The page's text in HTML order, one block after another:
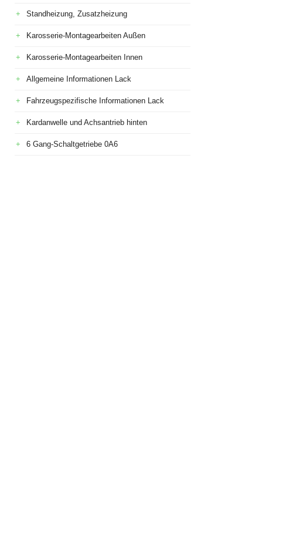
Standheizung, Zusatzheizung
Karosserie-Montagearbeiten Außen
Karosserie-Montagearbeiten Innen
Allgemeine Informationen Lack
Fahrzeugspezifische Informationen Lack
Kardanwelle und Achsantrieb hinten
6 Gang-Schaltgetriebe 0A6